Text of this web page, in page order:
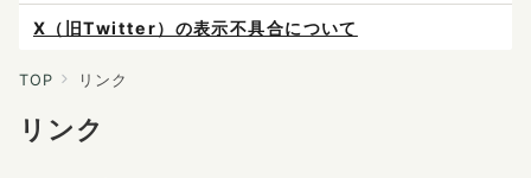
X（旧Twitter）の表示不具合について
ご予約は各店へ直接お問い合わせください。
料金は当日施術前にお支払いください。
TOP リンク
リンク